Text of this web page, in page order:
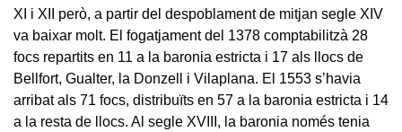
XI i XII però, a partir del despoblament de mitjan segle XIV
va baixar molt. El fogatjament del 1378 comptabilitzà 28
focs repartits en 11 a la baronia estricta i 17 als llocs de
Bellfort, Gualter, la Donzell i Vilaplana. El 1553 s’havia
arribat als 71 focs, distribuïts en 57 a la baronia estricta i 14
a la resta de llocs. Al segle XVIII, la baronia només tenia